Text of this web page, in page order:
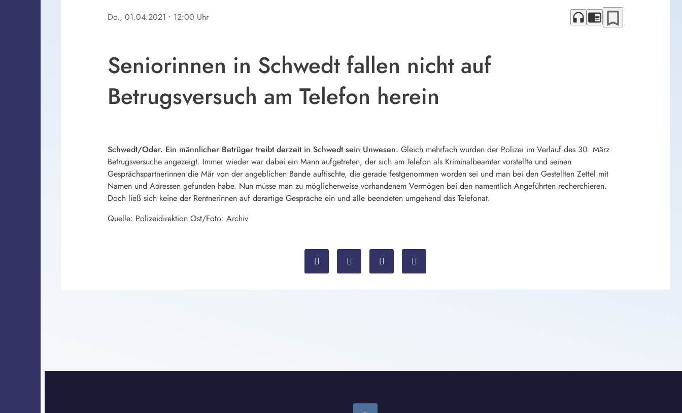
Do., 01.04.2021 • 12:00 Uhr headphones chrome_reader_mode bookmark_border
Seniorinnen in Schwedt fallen nicht auf
Betrugsversuch am Telefon herein
Schwedt/Oder. Ein männlicher Betrüger treibt derzeit in Schwedt sein Unwesen. Gleich mehrfach wurden der Polizei im Verlauf des 30. März
Betrugsversuche angezeigt. Immer wieder war dabei ein Mann aufgetreten, der sich am Telefon als Kriminalbeamter vorstellte und seinen
Gesprächspartnerinnen die Mär von der angeblichen Bande auftischte, die gerade festgenommen worden sei und man bei den Gestellten Zettel mit
Namen und Adressen gefunden habe. Nun müsse man zu möglicherweise vorhandenem Vermögen bei den namentlich Angeführten recherchieren.
Doch ließ sich keine der Rentnerinnen auf derartige Gespräche ein und alle beendeten umgehend das Telefonat.
Quelle: Polizeidirektion Ost/Foto: Archiv